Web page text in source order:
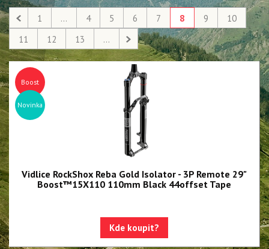
35
Revelation
Sektor
Pike
Psylo
Yari
Domain
Rudy
1 ... 4 5 6 7 8 9
10
11
12 13 ...
Boost
Novinka
Vidlice RockShox Reba Gold Isolator - 3P Remote 29"
Boost™15X110 110mm Black 44offset Tape
Kde koupit?